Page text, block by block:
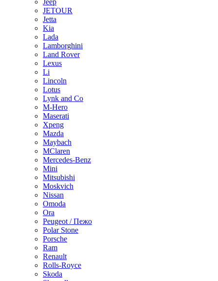
Jeep
JETOUR
Jetta
Kia
Lada
Lamborghini
Land Rover
Lexus
Li
Lincoln
Lotus
Lynk and Co
M-Hero
Maserati
Xpeng
Mazda
Maybach
MClaren
Mercedes-Benz
Mini
Mitsubishi
Moskvich
Nissan
Omoda
Ora
Peugeot / Пежо
Polar Stone
Porsche
Ram
Renault
Rolls-Royce
Skoda